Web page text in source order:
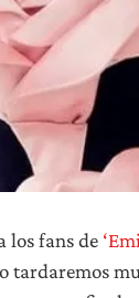
los fans de
tardaremos